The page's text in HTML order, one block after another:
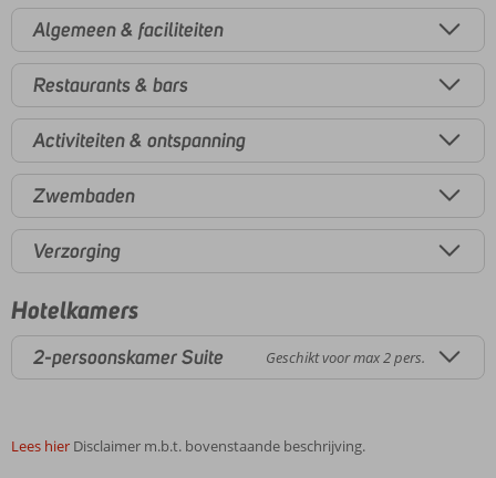
Algemeen & faciliteiten
Restaurants & bars
Activiteiten & ontspanning
Zwembaden
Verzorging
Hotelkamers
2-persoonskamer Suite Geschikt voor max 2 pers.
Lees hier Disclaimer m.b.t. bovenstaande beschrijving.